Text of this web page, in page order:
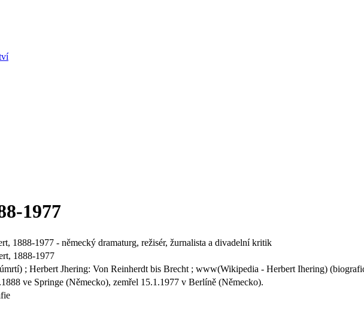
1977
1888-1977 - německý dramaturg, režisér, žurnalista a divadelní kritik
1888-1977
; Herbert Jhering: Von Reinherdt bis Brecht ; www(Wikipedia - Herbert Ihering)
ve Springe (Německo), zemřel 15.1.1977 v Berlíně (Německo).